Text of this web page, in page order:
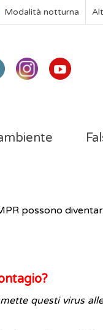
Modalità notturna
possono
questi virus